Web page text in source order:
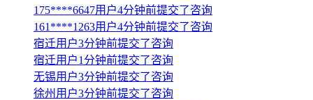
175****6647用户4分钟前提交了咨询
161****1263用户4分钟前提交了咨询
宿迁用户3分钟前提交了咨询
宿迁用户1分钟前提交了咨询
无锡用户3分钟前提交了咨询
徐州用户3分钟前提交了咨询